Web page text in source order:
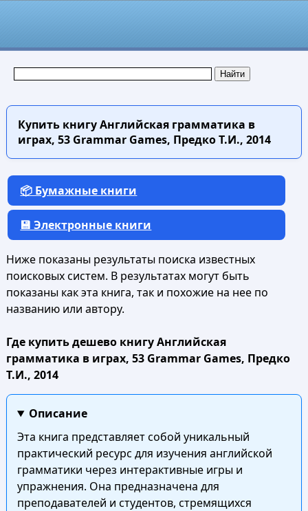
Купить книгуАнглийская грамматика в
играх, 53 Grammar Games, Предко Т.И., 2014
📦 Бумажные книги
💾 Электронные книги
Ниже показаны результаты поиска известных
поисковых систем. В результатах могут быть
показаны как эта книга, так и похожие на нее по
названию или автору.
Где купить дешево книгу Английская
грамматика в играх, 53 Grammar Games, Предко
Т.И., 2014
Описание
Эта книга представляет собой уникальный
практический ресурс для изучения английской
грамматики через интерактивные игры и
упражнения. Она предназначена для
преподавателей и студентов, стремящихся